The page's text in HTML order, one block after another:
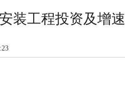
装工程投资及增速